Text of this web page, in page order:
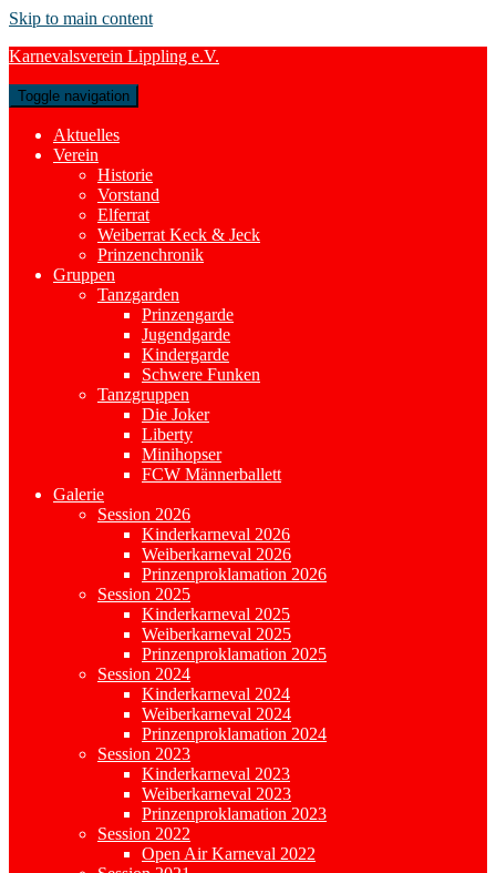
Skip to main content
Karnevalsverein Lippling e.V.
Toggle navigation
Aktuelles
Verein
Historie
Vorstand
Elferrat
Weiberrat Keck & Jeck
Prinzenchronik
Gruppen
Tanzgarden
Prinzengarde
Jugendgarde
Kindergarde
Schwere Funken
Tanzgruppen
Die Joker
Liberty
Minihopser
FCW Männerballett
Galerie
Session 2026
Kinderkarneval 2026
Weiberkarneval 2026
Prinzenproklamation 2026
Session 2025
Kinderkarneval 2025
Weiberkarneval 2025
Prinzenproklamation 2025
Session 2024
Kinderkarneval 2024
Weiberkarneval 2024
Prinzenproklamation 2024
Session 2023
Kinderkarneval 2023
Weiberkarneval 2023
Prinzenproklamation 2023
Session 2022
Open Air Karneval 2022